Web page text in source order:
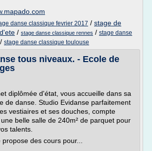
danse classique fevrier 2017 / stage de
/ stage danse classique rennes / stage danse
/ stage danse classique toulouse
tous niveaux. - Ecole de
diplômée d'état, vous accueille dans sa
de danse. Studio Evidanse parfaitement
vestiaires et ses douches, compte
belle salle de 240m² de parquet pour
talents.
des cours pour...